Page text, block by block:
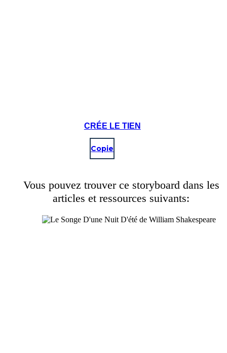
CRÉE LE TIEN
Copie
Vous pouvez trouver ce storyboard dans les
articles et ressources suivants: